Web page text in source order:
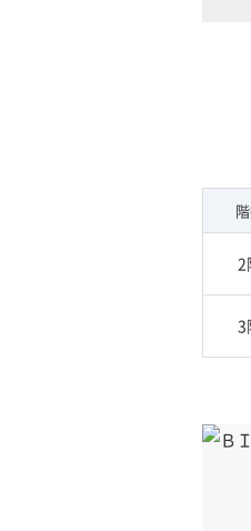
2
3